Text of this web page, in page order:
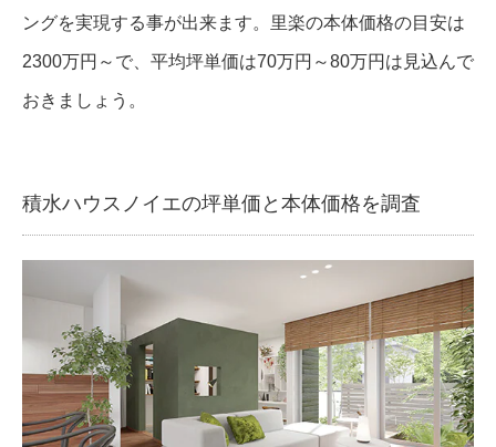
ングを実現する事が出来ます。里楽の本体価格の目安は
2300万円～で、平均坪単価は70万円～80万円は見込んで
おきましょう。
積水ハウスノイエの坪単価と本体価格を調査